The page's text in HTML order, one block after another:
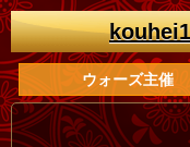
ウォーズ主催